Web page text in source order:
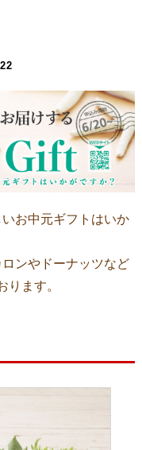
お中元ギフトはいか
ンやドーナッツなど
ります。